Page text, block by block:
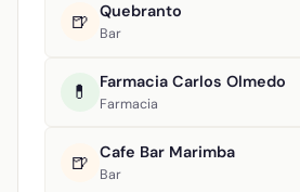
🍺 Quebranto
Bar
💊 Farmacia Carlos Olmedo
Farmacia
🍺 Cafe Bar Marimba
Bar